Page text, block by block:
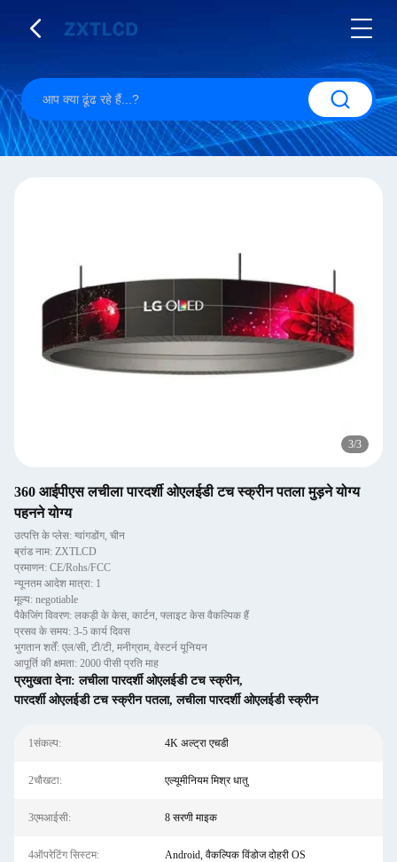
3/3
360 आईपीएस लचीला पारदर्शी ओएलईडी टच स्क्रीन पतला मुड़ने योग्य
पहनने योग्य
उत्पत्ति के प्लेस: ग्वांगडोंग, चीन
ब्रांड नाम: ZXTLCD
प्रमाणन: CE/Rohs/FCC
न्यूनतम आदेश मात्रा: 1
मूल्य: negotiable
पैकेजिंग विवरण: लकड़ी के केस, कार्टन, फ्लाइट केस वैकल्पिक हैं
प्रसव के समय: 3-5 कार्य दिवस
भुगतान शर्तें: एल/सी, टी/टी, मनीग्राम, वेस्टर्न यूनियन
आपूर्ति की क्षमता: 2000 पीसी प्रति माह
प्रमुखता देना:लचीला पारदर्शी ओएलईडी टच स्क्रीन,
पारदर्शी ओएलईडी टच स्क्रीन पतला,लचीला पारदर्शी ओएलईडी स्क्रीन
1संकल्प: 4K अल्ट्रा एचडी
2चौखटा: एल्यूमीनियम मिश्र धातु
3एमआईसी: 8 सरणी माइक
4ऑपरेटिंग सिस्टम: Android, वैकल्पिक विंडोज दोहरी OS